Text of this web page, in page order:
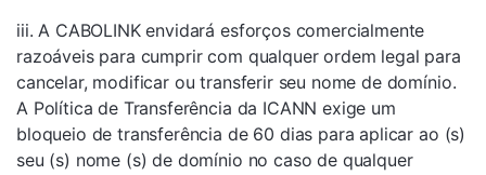
iii. A CABOLINK envidará esforços comercialmente
razoáveis ​​para cumprir com qualquer ordem legal para
cancelar, modificar ou transferir seu nome de domínio.
A Política de Transferência da ICANN exige um
bloqueio de transferência de 60 dias para aplicar ao (s)
seu (s) nome (s) de domínio no caso de qualquer